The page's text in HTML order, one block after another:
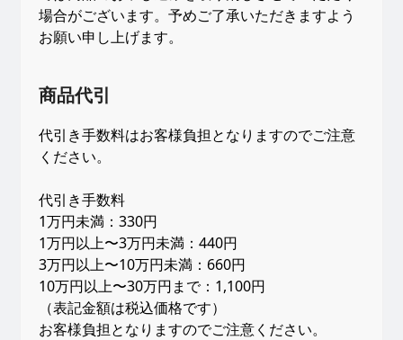
場合がございます。予めご了承いただきますよう
お願い申し上げます。
商品代引
代引き手数料はお客様負担となりますのでご注意
ください。
代引き手数料
1万円未満：330円
1万円以上〜3万円未満：440円
3万円以上〜10万円未満：660円
10万円以上〜30万円まで：1,100円
（表記金額は税込価格です）
お客様負担となりますのでご注意ください。